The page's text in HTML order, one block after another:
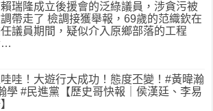
瑞隆成立後援會的泛綠議員，涉貪污被
帶走了 檢調接獲舉報，69歲的范織欽在
議員期間，疑似介入原鄉部落的工程
…
哇哇！大遊行大成功！態度丕變！#黃暐瀚
學 #民進黨【歷史哥快報｜侯漢廷、李易